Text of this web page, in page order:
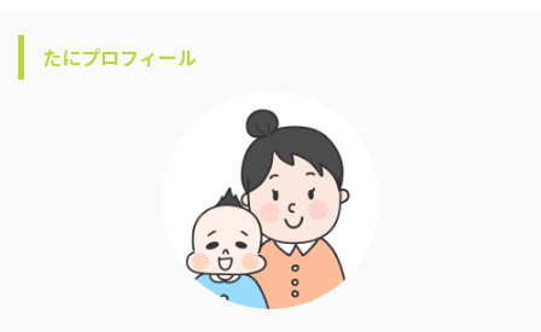
たにプロフィール